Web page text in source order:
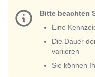
Bitte beachten
Eine
Die Dauer
variieren
Sie können